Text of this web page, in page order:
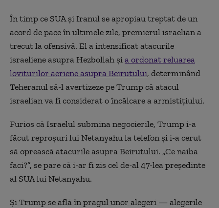
În timp ce SUA și Iranul se apropiau treptat de un
acord de pace în ultimele zile, premierul israelian a
trecut la ofensivă. El a intensificat atacurile
israeliene asupra Hezbollah șia ordonat reluarea
loviturilor aeriene asupra Beirutului, determinând
Teheranul să-l avertizeze pe Trump că atacul
israelian va fi considerat o încălcare a armistițiului.
Furios că Israelul submina negocierile, Trump i-a
făcut reproșuri lui Netanyahu la telefon și i-a cerut
să oprească atacurile asupra Beirutului. „Ce naiba
faci?”, se pare că i-ar fi zis cel de-al 47-lea președinte
al SUA lui Netanyahu.
Și Trump se află în pragul unor alegeri — alegerile